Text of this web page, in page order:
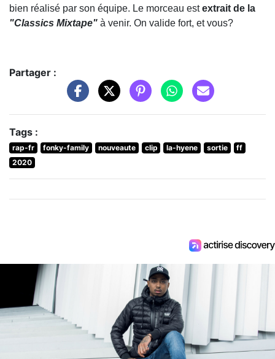
bien réalisé par son équipe. Le morceau estextrait de la
"Classics Mixtape" à venir. On valide fort, et vous?
Partager :
Tags :
rap-fr fonky-family nouveaute clip la-hyene sortie
ff
2020